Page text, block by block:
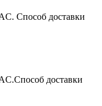
Способ доставки
доставки